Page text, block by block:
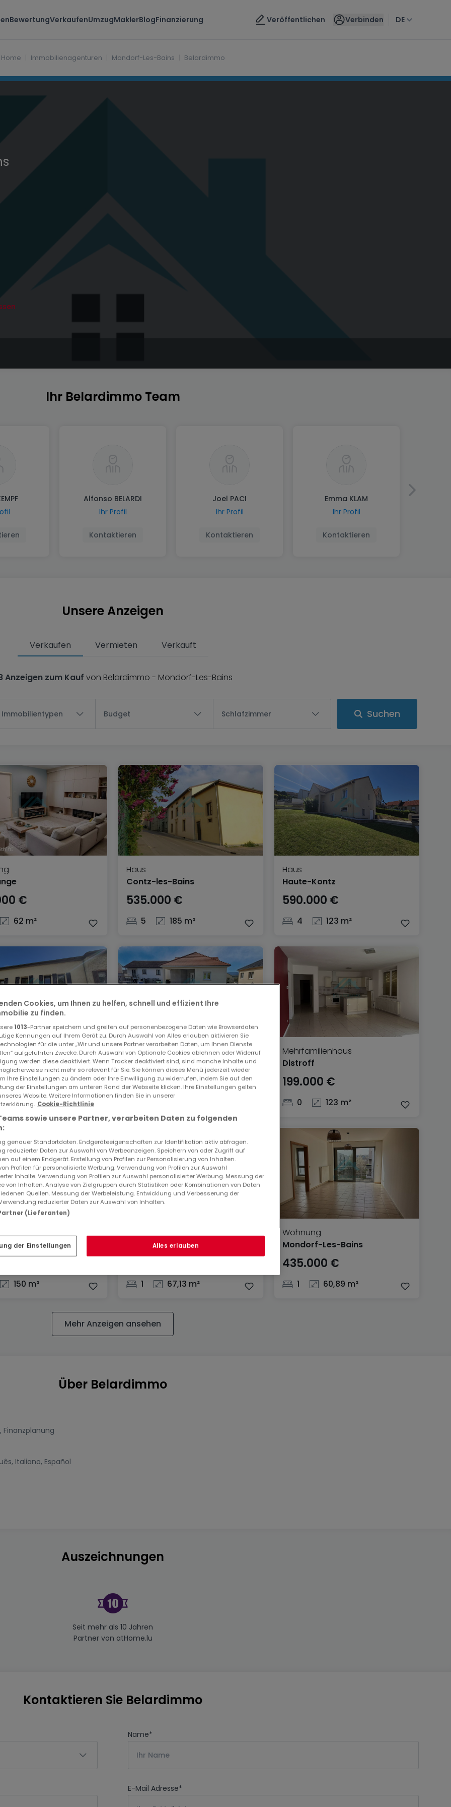
BewertungVerkaufenUmzugMaklerBlogFinanzierung Veröffentlichen Verbinden DE
Kontaktieren Sie uns
Home Immobilienagenturen Mondorf-Les-Bains Belardimmo
Ihr Belardimmo Team
Alfonso BELARDI
Ihr Profil
Kontaktieren
Joel PACI
Ihr Profil
Kontaktieren
Emma KLAM
Ihr Profil
Kontaktieren
Unsere Anzeigen
Verkaufen Vermieten Verkauft
Anzeigen zum Kauf von Belardimmo - Mondorf-Les-Bains
Immobilientypen Budget Schlafzimmer Suchen
€
62 m²
Haus
Contz-les-Bains
535.000 €
5 185 m²
Haus
Haute-Kontz
590.000 €
4 123 m²
€
120 m²
Haus
Hettange-Grande
580.000 €
Mehrfamilienhaus
Distroff
199.000 €
0 123 m²
150 m²
Wohnung
Luxembourg
1 67,13 m²
Wohnung
Mondorf-Les-Bains
435.000 €
1 60,89 m²
Mehr Anzeigen ansehen
Über Belardimmo
, Finanzplanung
, Italiano, Español
Auszeichnungen
Seit mehr als 10 Jahren
Partner von atHome.lu
Kontaktieren Sie Belardimmo
Name*
E-Mail Adresse*
Cookies, um Ihnen zu helfen, schnell und effizient Ihre
zu finden.
1013-Partner speichern und greifen auf personenbezogene Daten wie Browserdaten
Kennungen auf Ihrem Gerät zu. Durch Auswahl von Alles erlauben aktivieren Sie
für die unter „Wir und unsere Partner verarbeiten Daten, um Ihnen Dienste
aufgeführten Zwecke. Durch Auswahl von Optionale Cookies ablehnen oder Widerruf
werden diese deaktiviert. Wenn Tracker deaktiviert sind, sind manche Inhalte und
nicht mehr so relevant für Sie. Sie können dieses Menü jederzeit wieder
Ihre Einstellungen zu ändern oder Ihre Einwilligung zu widerrufen, indem Sie auf den
der Einstellungen am unteren Rand der Webseite klicken. Ihre Einstellungen gelten
Website. Weitere Informationen finden Sie in unserer
Cookie-Richtlinie
sowie unsere Partner, verarbeiten Daten zu folgenden
genauer Standortdaten. Endgeräteeigenschaften zur Identifikation aktiv abfragen.
reduzierter Daten zur Auswahl von Werbeanzeigen. Speichern von oder Zugriff auf
auf einem Endgerät. Erstellung von Profilen zur Personalisierung von Inhalten.
Profilen für personalisierte Werbung. Verwendung von Profilen zur Auswahl
Inhalte. Verwendung von Profilen zur Auswahl personalisierter Werbung. Messung der
von Inhalten. Analyse von Zielgruppen durch Statistiken oder Kombinationen von Daten
Quellen. Messung der Werbeleistung. Entwicklung und Verbesserung der
reduzierter Daten zur Auswahl von Inhalten.
(Lieferanten)
der Einstellungen Alles erlauben